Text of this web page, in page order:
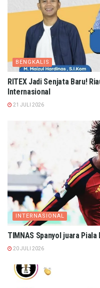
BENGKALIS
RITEX Jadi Senjata Baru!
Internasional
21 JULI 2026
INTERNASIONAL
TIMNAS Spanyol juara Piala
20 JULI 2026